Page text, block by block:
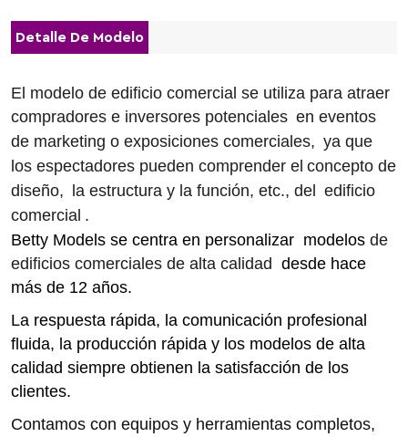
Detalle De Modelo
El modelo de edificio comercial se utiliza para atraer
compradores e inversores potenciales en eventos
de marketing o exposiciones comerciales, ya que
los espectadores pueden comprender el concepto de
diseño, la estructura y la función, etc., del edificio
comercial .
Betty Models se centra en personalizar modelos de
edificios comerciales de alta calidad desde hace
más de 12 años.
La respuesta rápida, la comunicación profesional
fluida, la producción rápida y los modelos de alta
calidad siempre obtienen la satisfacción de los
clientes.
Contamos con equipos y herramientas completos,